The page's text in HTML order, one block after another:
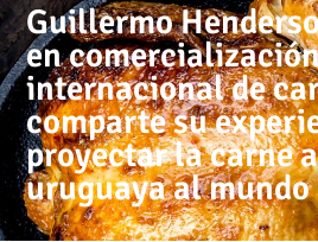
Guillermo
en
internacional de
comparte su
proyectar la carne
uruguaya al mundo